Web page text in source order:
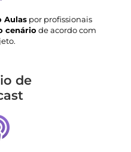
Aulas por profissionais
cenário de acordo com
de